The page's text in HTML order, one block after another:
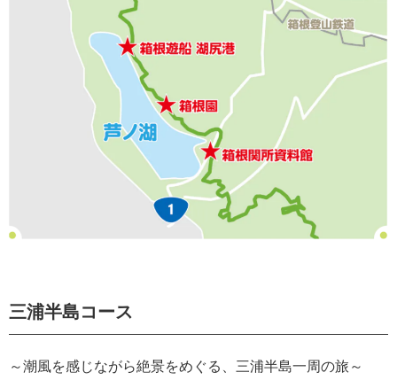
三浦半島コース
～潮風を感じながら絶景をめぐる、三浦半島一周の旅～